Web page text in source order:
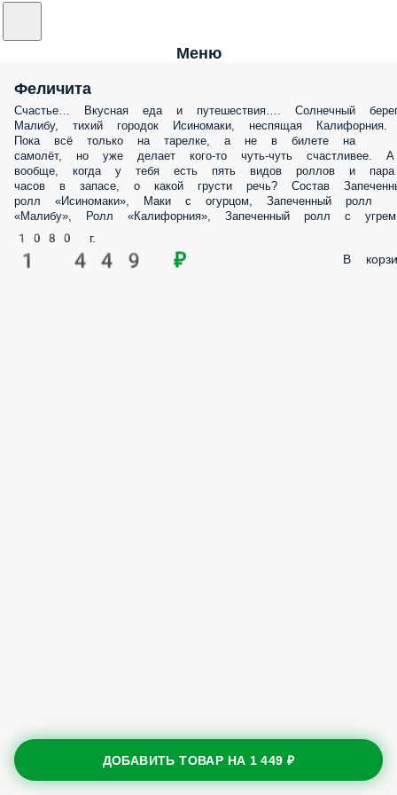
Меню
Феличита
Счастье… Вкусная еда и путешествия…. Солнечный
Малибу, тихий городок Исиномаки, неспящая Калифорния.
Пока всё только на тарелке, а не в билете на
самолёт, но уже делает кого-то чуть-чуть счастливее. А
вообще, когда у тебя есть пять видов роллов и пара
часов в запасе, о какой грусти речь? Состав
ролл «Исиномаки», Маки с огурцом, Запеченный ролл
«Малибу», Ролл «Калифорния», Запеченный ролл с
1080 г.
1 449 ₽ В
ДОБАВИТЬ ТОВАР НА 1 449 ₽